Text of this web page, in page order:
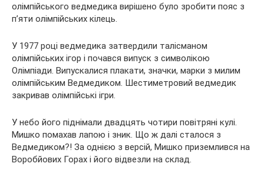
олімпійського ведмедика вирішено було зробити пояс з
п’яти олімпійських кілець.
У 1977 році ведмедика затвердили талісманом
олімпійських ігор і почався випуск з символікою
Олімпіади. Випускалися плакати, значки, марки з милим
олімпійським Ведмедиком. Шестиметровий ведмедик
закривав олімпійські ігри.
У небо його піднімали двадцять чотири повітряні кулі.
Мишко помахав лапою і зник. Що ж далі сталося з
Ведмедиком?! За однією з версій, Мишко приземлився на
Воробйових Горах і його відвезли на склад.